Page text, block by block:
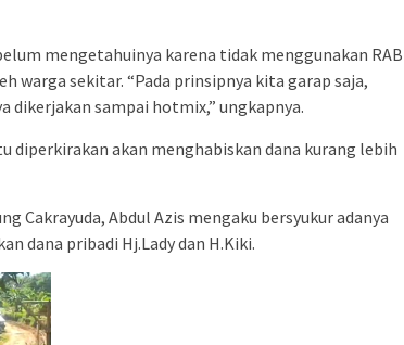
mengetahuinya karena tidak menggunakan RAB
warga sekitar. “Pada prinsipnya kita garap saja,
sampai hotmix,” ungkapnya.
diperkirakan akan menghabiskan dana kurang lebih
Cakrayuda, Abdul Azis mengaku bersyukur adanya
dana pribadi Hj.Lady dan H.Kiki.